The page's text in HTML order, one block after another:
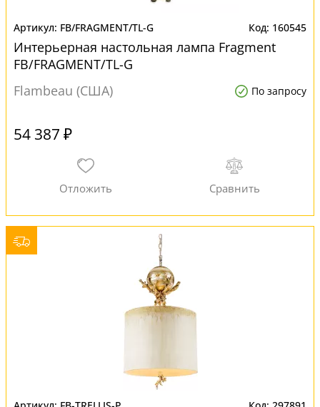
FB/FRAGMENT/TL-G 160545
Интерьерная настольная лампа Fragment
FB/FRAGMENT/TL-G
Flambeau (США)
По запросу
54 387 ₽